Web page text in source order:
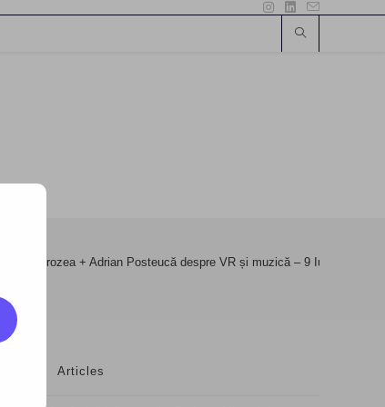
Florin Grozea + Adrian Posteucă despre VR și muzică – 9 Iunie 2016
Articles